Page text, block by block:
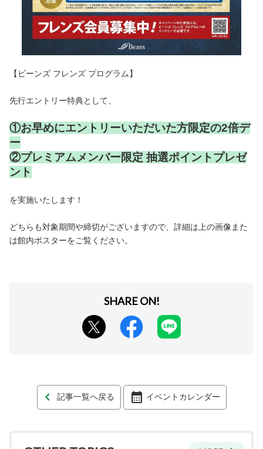
【ビーンズ フレンズ プログラム】
先行エントリー特典として、
①お早めにエントリーいただいた方限定の2倍デ
ー
②プレミアムメンバー限定 抽選ポイントプレゼ
ント
を実施いたします！
どちらも対象期間や締切がございますので、詳細は上の画像また
は館内ポスターをご覧ください。
記事一覧へ戻る イベントカレンダー